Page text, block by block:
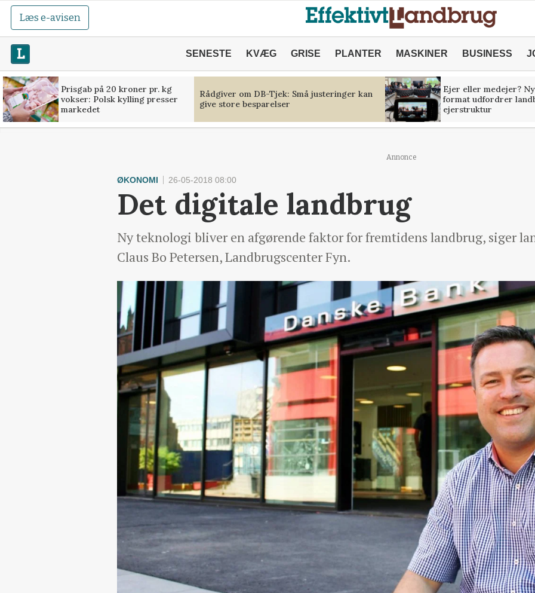
Læs e-avisen
SENESTE KVÆG GRISE PLANTER MASKINER BUSINESS
Prisgab på 20 kroner pr. kg
vokser: Polsk kylling presser
markedet
Rådgiver om DB-Tjek: Små justeringer kan
give store besparelser
Ejer eller medejer?
format udfordrer
ejerstruktur
Annonce
ØKONOMI 26-05-2018 08:00
Det digitale landbrug
Ny teknologi bliver en afgørende faktor for fremtidens landbrug, siger
Claus Bo Petersen, Landbrugscenter Fyn.